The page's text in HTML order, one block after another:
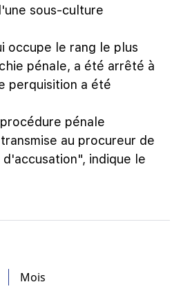
sous-culture
occupe le rang le plus
pénale, a été arrêté à
perquisition a été
pénale
au procureur de
indique le
Mois